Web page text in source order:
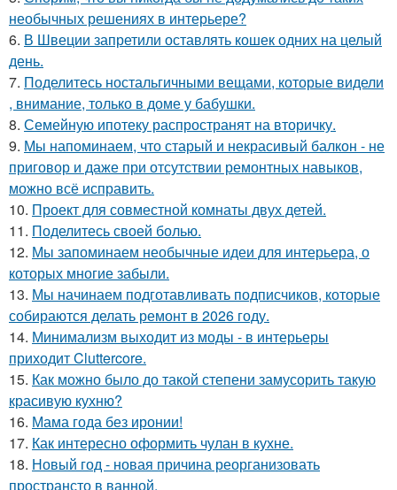
необычных решениях в интерьере?
6. В Швеции запретили оставлять кошек одних на целый
день.
7. Поделитесь ностальгичными вещами, которые видели
, внимание, только в доме у бабушки.
8. Семейную ипотеку распространят на вторичку.
9. Мы напоминаем, что старый и некрасивый балкон - не
приговор и даже при отсутствии ремонтных навыков,
можно всё исправить.
10. Проект для совместной комнаты двух детей.
11. Поделитесь своей болью.
12. Мы запоминаем необычные идеи для интерьера, о
которых многие забыли.
13. Мы начинаем подготавливать подписчиков, которые
собираются делать ремонт в 2026 году.
14. Минимализм выходит из моды - в интерьеры
приходит Cluttercore.
15. Как можно было до такой степени замусорить такую
красивую кухню?
16. Мама года без иронии!
17. Как интересно оформить чулан в кухне.
18. Новый год - новая причина реорганизовать
пространсто в ванной.